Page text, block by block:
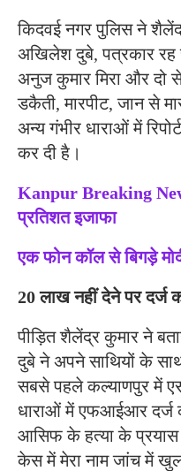
किदवई नगर पुलिस ने
अखिलेश दुबे, पत्रकार रह
अनुज कुमार मिरा और दो
डकैती, मारपीट, जान से
अन्य गंभीर धाराओं में
कर दी है।
Kanpur Breaking
प्रतिशत इजाफा
एक फोन कॉल से बिगड़े
20 लाख नहीं देने पर दर्ज
पीड़ित शैलेंद्र कुमार ने
दुबे ने अपने साथियों के
सबसे पहले कल्याणपुर में
धाराओं में एफआईआर दर्ज
आसिफ के हत्या के प्रयास
केस में मेरा नाम जांच में